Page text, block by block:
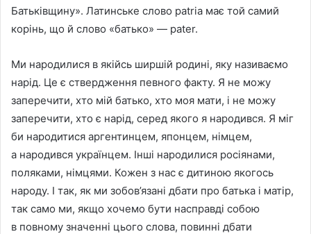
Батькiвщину». Латинське слово patria має той самий
корiнь, що й слово «батько» — pater.
Ми народилися в якiйсь ширшiй родинi, яку називаємо
нарiд. Це є ствердження певного факту. Я не можу
заперечити, хто мiй батько, хто моя мати, i не можу
заперечити, хто є нарiд, серед якого я народився. Я мiг
би народитися аргентинцем, японцем, нiмцем,
а народився українцем. Iншi народилися росiянами,
поляками, нiмцями. Кожен з нас є дитиною якогось
народу. I так, як ми зобов’язанi дбати про батька i матiр,
так само ми, якщо хочемо бути насправдi собою
в повному значеннi цього слова, повиннi дбати